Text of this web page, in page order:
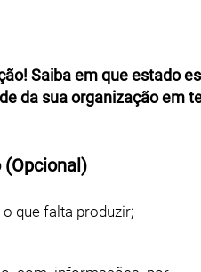
Saiba em que estado
da sua organização em
que falta produzir;